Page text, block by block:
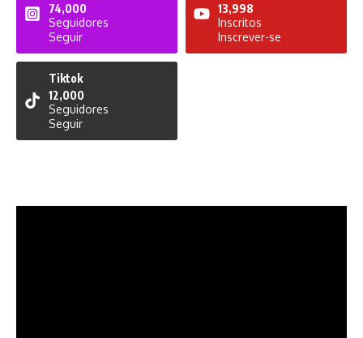
74,000
Seguidores
Seguir
13,998
Inscritos
Inscrever-se
Tiktok
12,000
Seguidores
Seguir